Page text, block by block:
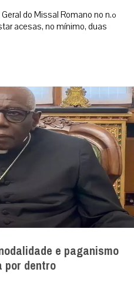
do Missal Romano no n.º
acesas, no mínimo, duas
e paganismo
por dentro